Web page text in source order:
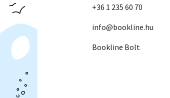
+36 1 235 60 70
info@bookline.hu
Bookline Bolt